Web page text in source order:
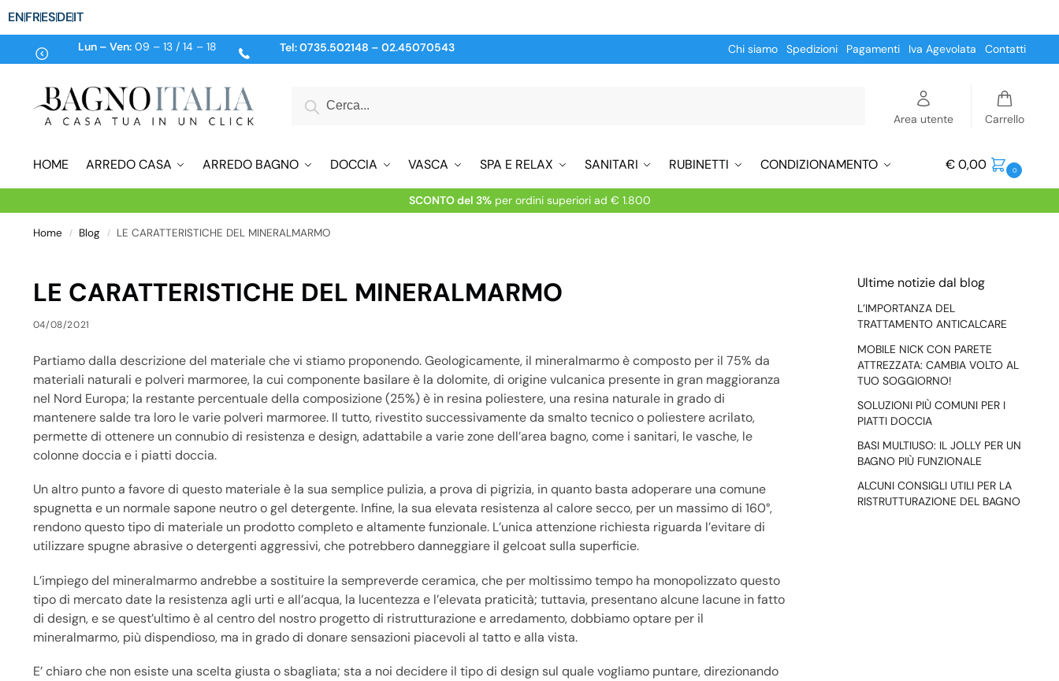
ENFRESDEIT
Lun – Ven:09 – 13 / 14 – 18 Tel:0735.502148 – 02.45070543 Chi siamo Spedizioni Pagamenti Iva Agevolata Contatti
Area utente Carrello
HOME ARREDO CASA ARREDO BAGNO DOCCIA VASCA SPA E RELAX SANITARI RUBINETTI CONDIZIONAMENTO €0,00 0
SCONTO del 3%per ordini superiori ad € 1.800
Home / Blog / LE CARATTERISTICHE DEL MINERALMARMO
LE CARATTERISTICHE DEL MINERALMARMO
04/08/2021
Partiamo dalla descrizione del materiale che vi stiamo proponendo. Geologicamente, il mineralmarmo è composto per il 75% da
materiali naturali e polveri marmoree, la cui componente basilare è la dolomite, di origine vulcanica presente in gran maggioranza
nel Nord Europa; la restante percentuale della composizione (25%) è in resina poliestere, una resina naturale in grado di
mantenere salde tra loro le varie polveri marmoree. Il tutto, rivestito successivamente da smalto tecnico o poliestere acrilato,
permette di ottenere un connubio di resistenza e design, adattabile a varie zone dell’area bagno, come i sanitari, le vasche, le
colonne doccia e i piatti doccia.
Un altro punto a favore di questo materiale è la sua semplice pulizia, a prova di pigrizia, in quanto basta adoperare una comune
spugnetta e un normale sapone neutro o gel detergente. Infine, la sua elevata resistenza al calore secco, per un massimo di 160°,
rendono questo tipo di materiale un prodotto completo e altamente funzionale. L’unica attenzione richiesta riguarda l’evitare di
utilizzare spugne abrasive o detergenti aggressivi, che potrebbero danneggiare il gelcoat sulla superficie.
L’impiego del mineralmarmo andrebbe a sostituire la sempreverde ceramica, che per moltissimo tempo ha monopolizzato questo
tipo di mercato date la resistenza agli urti e all’acqua, la lucentezza e l’elevata praticità; tuttavia, presentano alcune lacune in fatto
di design, e se quest’ultimo è al centro del nostro progetto di ristrutturazione e arredamento, dobbiamo optare per il
mineralmarmo, più dispendioso, ma in grado di donare sensazioni piacevoli al tatto e alla vista.
E’ chiaro che non esiste una scelta giusta o sbagliata; sta a noi decidere il tipo di design sul quale vogliamo puntare, direzionando
Ultime notizie dal blog
L’IMPORTANZA DEL
TRATTAMENTO ANTICALCARE
MOBILE NICK CON PARETE
ATTREZZATA: CAMBIA VOLTO AL
TUO SOGGIORNO!
SOLUZIONI PIÙ COMUNI PER I
PIATTI DOCCIA
BASI MULTIUSO: IL JOLLY PER UN
BAGNO PIÙ FUNZIONALE
ALCUNI CONSIGLI UTILI PER LA
RISTRUTTURAZIONE DEL BAGNO